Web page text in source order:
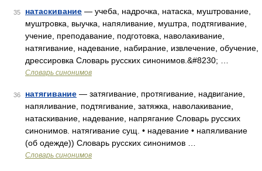
35 натаскивание — учеба, надрочка, натаска, муштрование,
муштровка, выучка, напяливание, муштра, подтягивание,
учение, преподавание, подготовка, наволакивание,
натягивание, надевание, набирание, извлечение, обучение,
дрессировка Словарь русских синонимов.&#8230; …
Словарь синонимов
36 натягивание — затягивание, протягивание, надвигание,
напяливание, подтягивание, затяжка, наволакивание,
натаскивание, надевание, напрягание Словарь русских
синонимов. натягивание сущ. • надевание • напяливание
(об одежде)) Словарь русских синонимов …
Словарь синонимов